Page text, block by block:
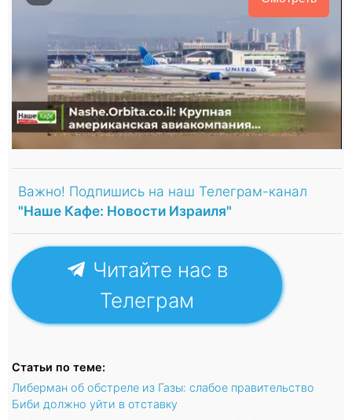
Важно! Подпишись на наш Телеграм-канал
"Наше Кафе: Новости Израиля"
Читайте нас в
Телеграм
Статьи по теме:
Либерман об обстреле из Газы: слабое правительство
Биби должно уйти в отставку